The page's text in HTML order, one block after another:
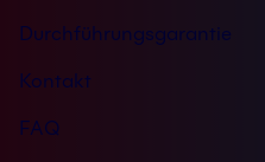
Durchführungsgarantie
Kontakt
FAQ